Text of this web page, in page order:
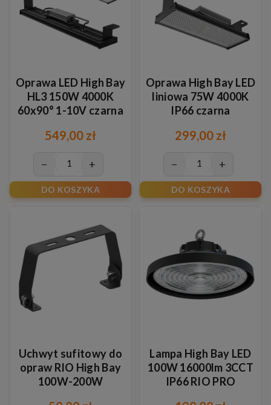
Oprawa LED High Bay
HL3 150W 4000K
60x90° 1-10V czarna
549,00 zł
− +
DO KOSZYKA
Oprawa High Bay LED
liniowa 75W 4000K
IP66 czarna
299,00 zł
− +
DO KOSZYKA
Uchwyt sufitowy do
opraw RIO High Bay
100W-200W
Lampa High Bay LED
100W 16000lm 3CCT
IP66 RIO PRO